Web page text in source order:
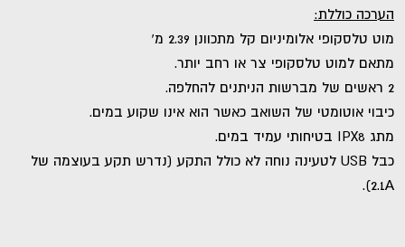
הערכה כוללת:
מוט טלסקופי אלומיניום קל מתכוונן 2.39 מ’
מתאם למוט טלסקופי צר או רחב יותר.
2 ראשים של מברשות הניתנים להחלפה.
כיבוי אוטומטי של השואב כאשר הוא אינו שקוע במים.
מתג IPX8 בטיחותי עמיד במים.
כבל USB לטעינה נוחה לא כולל התקע (נדרש תקע בעוצמה של
2.1A).